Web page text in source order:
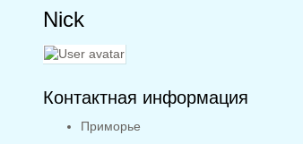
Nick
Контактная информация
Приморье